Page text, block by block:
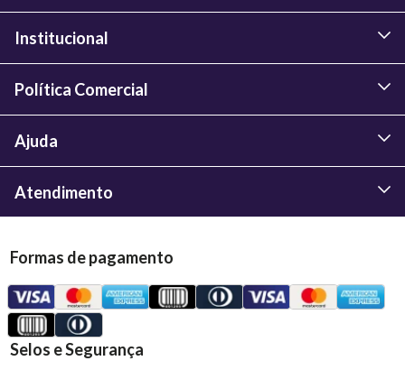
Institucional
Política Comercial
Ajuda
Atendimento
Formas de pagamento
Selos e Segurança